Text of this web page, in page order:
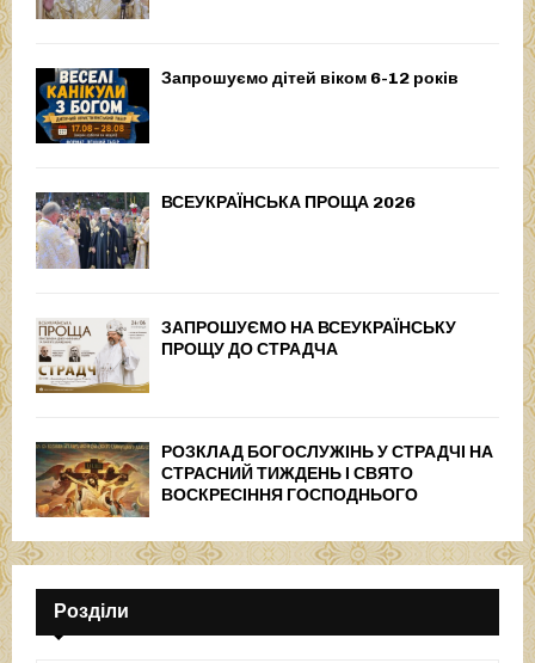
Запрошуємо дітей віком 6-12 років
ВСЕУКРАЇНСЬКА ПРОЩА 2026
ЗАПРОШУЄМО НА ВСЕУКРАЇНСЬКУ
ПРОЩУ ДО СТРАДЧА
РОЗКЛАД БОГОСЛУЖІНЬ У СТРАДЧІ НА
СТРАСНИЙ ТИЖДЕНЬ І СВЯТО
ВОСКРЕСІННЯ ГОСПОДНЬОГО
Розділи